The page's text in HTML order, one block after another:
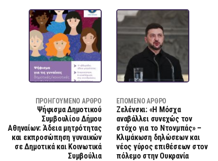
ΠΡΟΗΓΟΎΜΕΝΟ ΆΡΘΡΟ
Ψήφισμα Δημοτικού
Συμβουλίου Δήμου
Αθηναίων: Άδεια μητρότητας
και εκπροσώπηση γυναικών
σε Δημοτικά και Κοινωτικά
Συμβούλια
ΕΠΌΜΕΝΟ ΆΡΘΡΟ
Ζελένσκι: «Η Μόσχα
αναβάλλει συνεχώς τον
στόχο για το Ντονμπάς» –
Κλιμάκωση δηλώσεων και
νέος γύρος επιθέσεων στον
πόλεμο στην Ουκρανία